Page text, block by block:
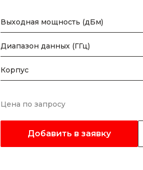
Выходная мощность (дБм)
Диапазон данных (ГГц)
Корпус
Цена по запросу
Добавить в заявку